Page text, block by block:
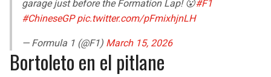
garage just before the Formation Lap! 😮#F1
#ChineseGP pic.twitter.com/pFmixhjnLH
— Formula 1 (@F1) March 15, 2026
Bortoleto en el pitlane